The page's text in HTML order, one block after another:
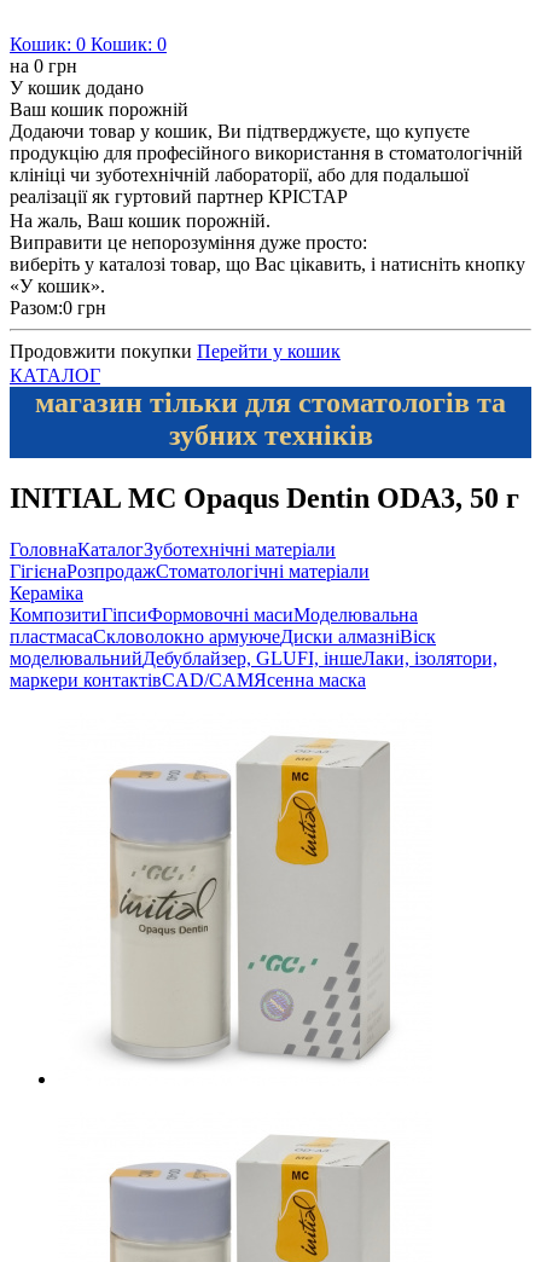
Кошик: 0 Кошик: 0
на 0 грн
У кошик додано
Ваш кошик порожній
Додаючи товар у кошик, Ви підтверджуєте, що купуєте
продукцію для професійного використання в стоматологічній
клініці чи зуботехнічній лабораторії, або для подальшої
реалізації як гуртовий партнер КРІСТАР
На жаль, Ваш кошик порожній.
Виправити це непорозуміння дуже просто:
виберіть у каталозі товар, що Вас цікавить, і натисніть кнопку
«У кошик».
Разом:0 грн
Продовжити покупки Перейти у кошик
КАТАЛОГ
магазин тільки для стоматологів та
зубних техніків
INITIAL MC Opaqus Dentin ODA3, 50 г
ГоловнаКаталогЗуботехнічні матеріали
ГігієнаРозпродажСтоматологічні матеріали
Кераміка
КомпозитиГіпсиФормовочні масиМоделювальна
пластмасаСкловолокно армуючеДиски алмазніВіск
моделювальнийДебублайзер, GLUFI, іншеЛаки, ізолятори,
маркери контактівCAD/CAMЯсенна маска